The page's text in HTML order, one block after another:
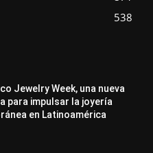
538
Opiniones
Perspectiva
Sin categoría
Sucesos
Más
Jewelry Week, una nueva
para impulsar la joyería
en Latinoamérica